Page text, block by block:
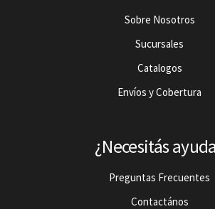
Sobre Nosotros
Sucursales
Catalogos
Envíos y Cobertura
¿Necesitás
Preguntas Frecuentes
Contactános